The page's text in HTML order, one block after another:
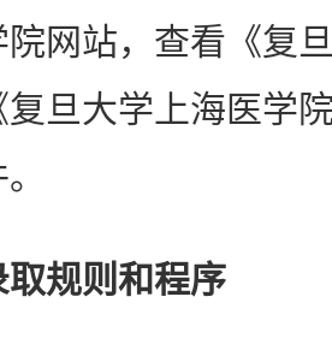
网站，查看《复
旦大学上海医学
规则和程序